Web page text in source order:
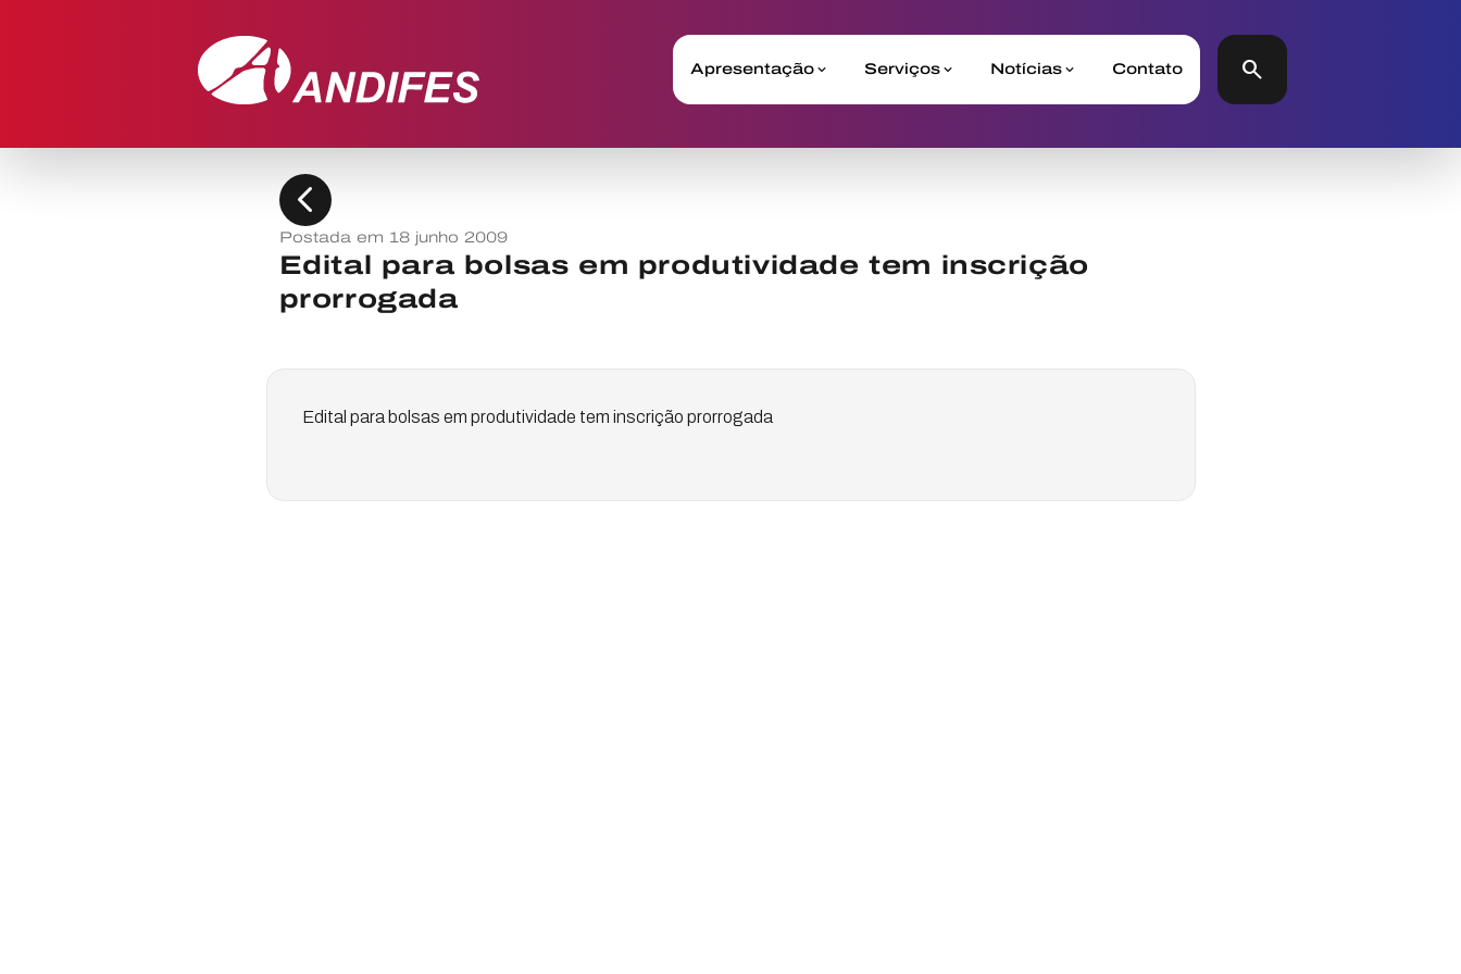
Apresentação Serviços Notícias Contato search
chevron_left
Postada em 18 junho 2009
Edital para bolsas em produtividade tem inscrição
prorrogada
Edital para bolsas em produtividade tem inscrição prorrogada